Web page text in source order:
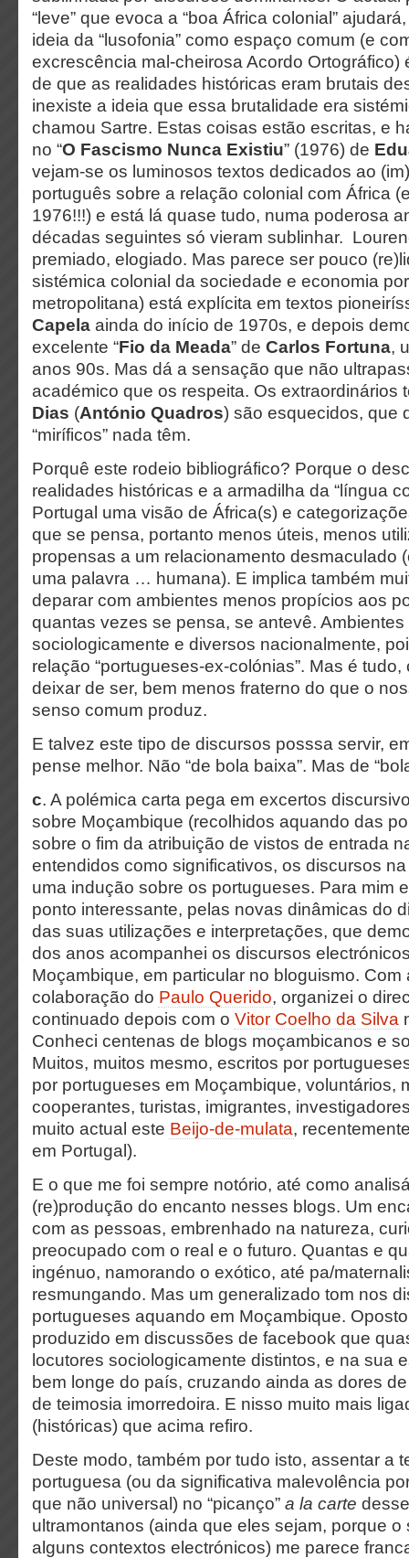
“leve” que evoca a “boa África colonial”
ideia da “lusofonia” como espaço comum (e
excrescência mal-cheirosa Acordo Ortográfico)
de que as realidades históricas eram brutais
inexiste a ideia que essa brutalidade era
chamou Sartre. Estas coisas estão escritas, e
no “O Fascismo Nunca Existiu” (1976) de
vejam-se os luminosos textos dedicados ao
português sobre a relação colonial com África
1976!!!) e está lá quase tudo, numa poderosa
décadas seguintes só vieram sublinhar.
premiado, elogiado. Mas parece ser pouco
sistémica colonial da sociedade e economia
metropolitana) está explícita em textos
Capela ainda do início de 1970s, e depois
excelente “Fio da Meada” de Carlos Fortuna,
anos 90s. Mas dá a sensação que não
académico que os respeita. Os extraordinários
Dias (António Quadros) são esquecidos, que
“miríficos” nada têm.
Porquê este rodeio bibliográfico? Porque o
realidades históricas e a armadilha da “língua
Portugal uma visão de África(s) e
que se pensa, portanto menos úteis, menos
propensas a um relacionamento desmaculado
uma palavra … humana). E implica também
deparar com ambientes menos propícios aos
quantas vezes se pensa, se antevê.
sociologicamente e diversos nacionalmente,
relação “portugueses-ex-colónias”. Mas é
deixar de ser, bem menos fraterno do que o
senso comum produz.
E talvez este tipo de discursos posssa servir,
pense melhor. Não “de bola baixa”. Mas de
c. A polémica carta pega em excertos
sobre Moçambique (recolhidos aquando das
sobre o fim da atribuição de vistos de entrada
entendidos como significativos, os discursos
uma indução sobre os portugueses. Para mim
ponto interessante, pelas novas dinâmicas do
das suas utilizações e interpretações, que
dos anos acompanhei os discursos
Moçambique, em particular no bloguismo. Com
colaboração do Paulo Querido, organizei o
continuado depois com o Vitor Coelho da Silva
Conheci centenas de blogs moçambicanos e
Muitos, muitos mesmo, escritos por
por portugueses em Moçambique, voluntários,
cooperantes, turistas, imigrantes,
muito actual este Beijo-de-mulata,
em Portugal).
E o que me foi sempre notório, até como
(re)produção do encanto nesses blogs. Um
com as pessoas, embrenhado na natureza,
preocupado com o real e o futuro. Quantas e
ingénuo, namorando o exótico, até pa/
resmungando. Mas um generalizado tom nos
portugueses aquando em Moçambique.
produzido em discussões de facebook que
locutores sociologicamente distintos, e na sua
bem longe do país, cruzando ainda as dores de
de teimosia imorredoira. E nisso muito mais
(históricas) que acima refiro.
Deste modo, também por tudo isto, assentar a
portuguesa (ou da significativa malevolência
que não universal) no “picanço” a la carte
ultramontanos (ainda que eles sejam, porque o
alguns contextos electrónicos) me parece